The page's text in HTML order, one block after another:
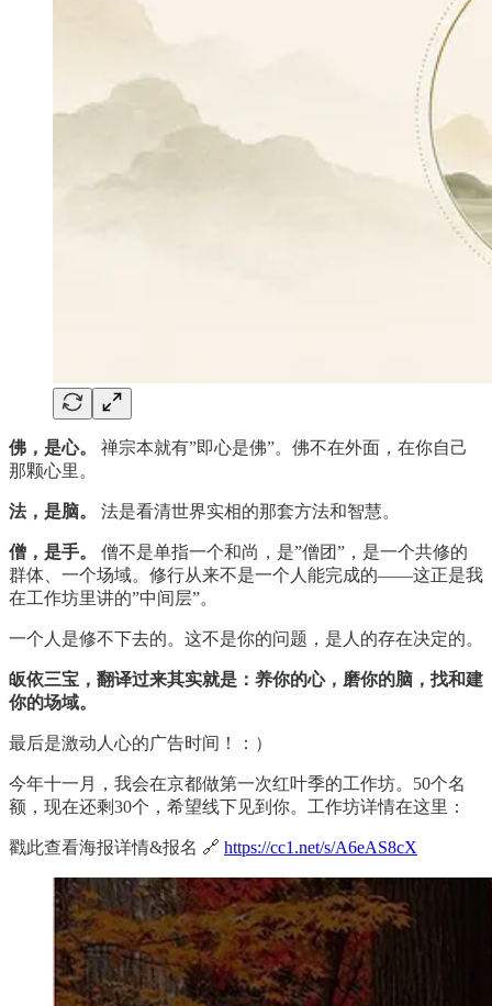
佛，是心。
禅宗本就有”即心是佛”。佛不在外面，在你自己
那颗心里。
法，是脑。 法是看清世界实相的那套方法和智慧。
僧，是手。
僧不是单指一个和尚，是”僧团”，是一个共修的
群体、一个场域。修行从来不是一个人能完成的——这正是我
在工作坊里讲的”中间层”。
一个人是修不下去的。这不是你的问题，是人的存在决定的。
皈依三宝，翻译过来其实就是：养你的心，磨你的脑，找和建
你的场域。
最后是激动人心的广告时间！：）
今年十一月，我会在京都做第一次红叶季的工作坊。50个名
额，现在还剩30个，希望线下见到你。工作坊详情在这里：
戳此查看海报详情&报名 🔗 https://cc1.net/s/A6eAS8cX